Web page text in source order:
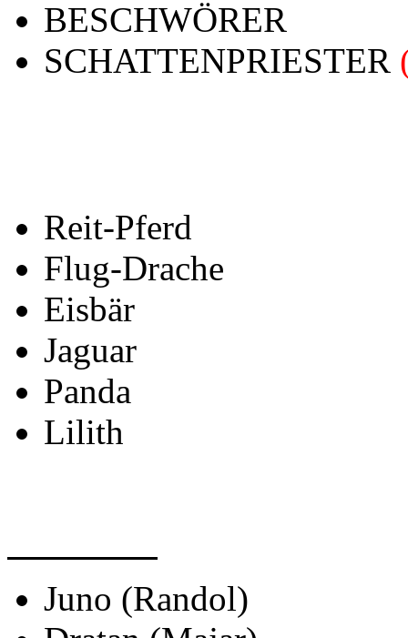
BESCHWÖRER
SCHATTENPRIESTER
Reit-Pferd
Flug-Drache
Eisbär
Jaguar
Panda
Lilith
Juno (Randol)